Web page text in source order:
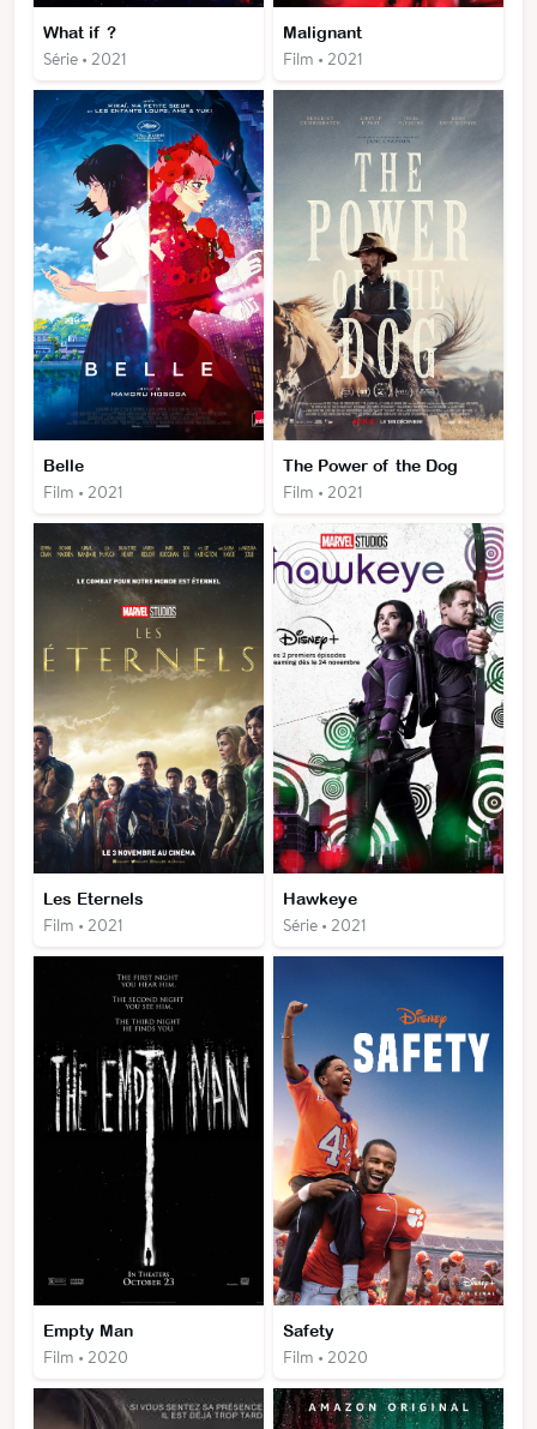
What if ?
Série • 2021
Malignant
Film • 2021
Belle
Film • 2021
The Power of the Dog
Film • 2021
Les Eternels
Film • 2021
Hawkeye
Série • 2021
Empty Man
Film • 2020
Safety
Film • 2020